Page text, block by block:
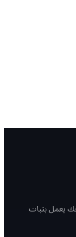
يعمل بثبات